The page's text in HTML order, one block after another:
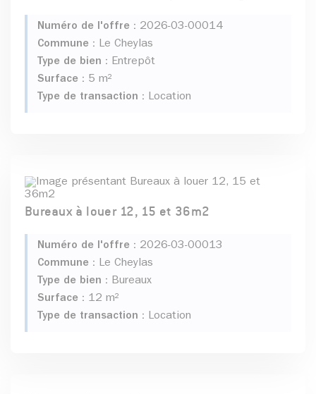
Numéro de l'offre : 2026-03-00014
Commune : Le Cheylas
Type de bien : Entrepôt
Surface : 5 m²
Type de transaction : Location
Bureaux à louer 12, 15 et 36m2
Numéro de l'offre : 2026-03-00013
Commune : Le Cheylas
Type de bien : Bureaux
Surface : 12 m²
Type de transaction : Location